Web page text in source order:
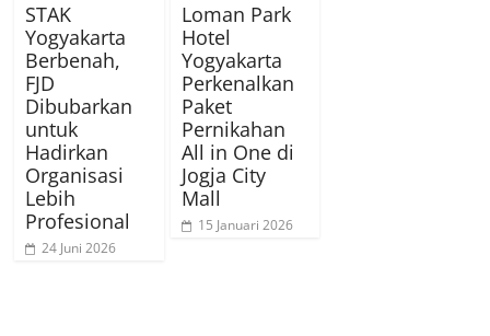
STAK
Yogyakarta
Berbenah,
FJD
Dibubarkan
untuk
Hadirkan
Organisasi
Lebih
Profesional
24 Juni 2026
Loman Park
Hotel
Yogyakarta
Perkenalkan
Paket
Pernikahan
All in One di
Jogja City
Mall
15 Januari 2026